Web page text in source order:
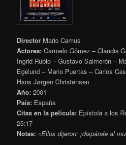
Director Mario Camus
Actores: Carmelo Gómez – Claudia
Ingrid Rubio – Gustavo Salmerón –
Egelund – Mario Puertas – Carlos
Hans Jørgen Christensen
Año: 2001
País: España
Citas en la película: Epístola a los
25:17
Notas: «Ellos dijeron; ¡dispárale al